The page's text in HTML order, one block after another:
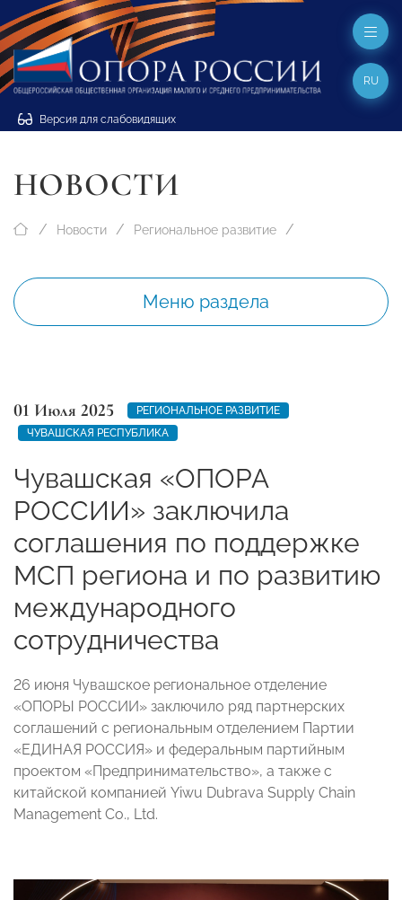
Версия для слабовидящих
RU
НОВОСТИ
Новости Региональное развитие
Меню раздела
01 Июля 2025
РЕГИОНАЛЬНОЕ РАЗВИТИЕ
ЧУВАШСКАЯ РЕСПУБЛИКА
Чувашская «ОПОРА
РОССИИ» заключила
соглашения по поддержке
МСП региона и по развитию
международного
сотрудничества
26 июня Чувашское региональное отделение
«ОПОРЫ РОССИИ» заключило ряд партнерских
соглашений с региональным отделением Партии
«ЕДИНАЯ РОССИЯ» и федеральным партийным
проектом «Предпринимательство», а также с
китайской компанией Yiwu Dubrava Supply Chain
Management Co., Ltd.